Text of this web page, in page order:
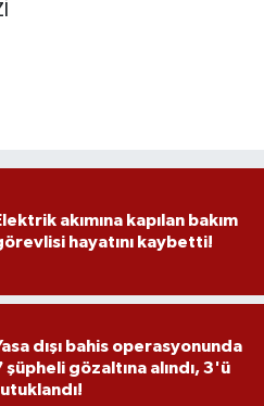
akımına kapılan bakım
hayatını kaybetti!
dışı bahis operasyonunda
şüpheli gözaltına alındı, 3'ü